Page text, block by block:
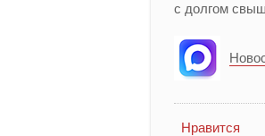
с долгом
Нравится